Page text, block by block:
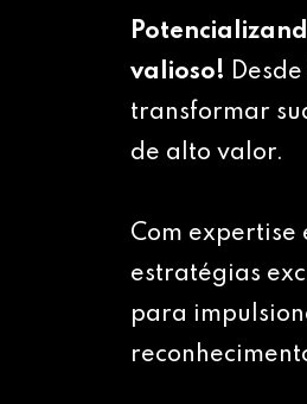
valioso!
transformar
de alto valor.
Com expertise
estratégias
para